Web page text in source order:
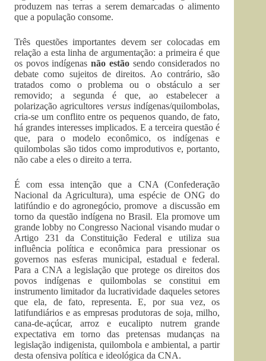
produzem nas terras a serem demarcadas o alimento
que a população consome.
Três questões importantes devem ser colocadas em
relação a esta linha de argumentação: a primeira é que
os povos indígenasnão estão sendo considerados no
debate como sujeitos de direitos. Ao contrário, são
tratados como o problema ou o obstáculo a ser
removido; a segunda é que, ao estabelecer a
polarização agricultores versusindígenas/quilombolas,
cria-se um conflito entre os pequenos quando, de fato,
há grandes interesses implicados. E a terceira questão é
que, para o modelo econômico, os indígenas e
quilombolas são tidos como improdutivos e, portanto,
não cabe a eles o direito a terra.
É com essa intenção que a CNA (Confederação
Nacional da Agricultura), uma espécie de ONG do
latifúndio e do agronegócio, promove a discussão em
torno da questão indígena no Brasil. Ela promove um
grande lobby no Congresso Nacional visando mudar o
Artigo 231 da Constituição Federal e utiliza sua
influência política e econômica para pressionar os
governos nas esferas municipal, estadual e federal.
Para a CNA a legislação que protege os direitos dos
povos indígenas e quilombolas se constitui em
instrumento limitador da lucratividade daqueles setores
que ela, de fato, representa. E, por sua vez, os
latifundiários e as empresas produtoras de soja, milho,
cana-de-açúcar, arroz e eucalipto nutrem grande
expectativa em torno das pretensas mudanças na
legislação indigenista, quilombola e ambiental, a partir
desta ofensiva política e ideológica da CNA.